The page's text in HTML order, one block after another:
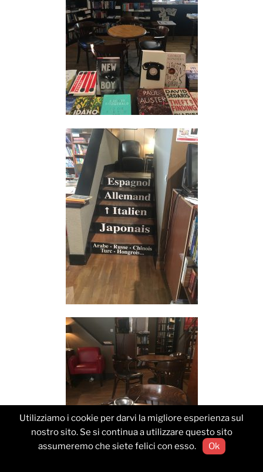
Utilizziamo i cookie per darvi la migliore esperienza sul
nostro sito. Se si continua a utilizzare questo sito
assumeremo che siete felici con esso.
Ok